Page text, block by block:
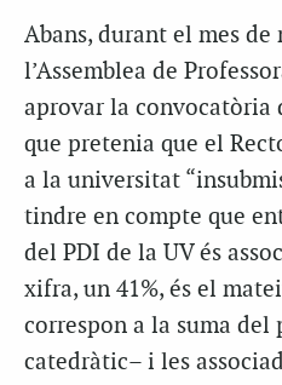
Abans, durant el mes de
l’Assemblea de
aprovar la convocatòria
que pretenia que el
a la universitat
tindre en compte que
del PDI de la UV és
xifra, un 41%, és el
correspon a la suma
catedràtic– i les